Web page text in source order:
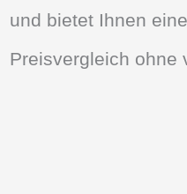
und bietet Ihnen
Preisvergleich ohne